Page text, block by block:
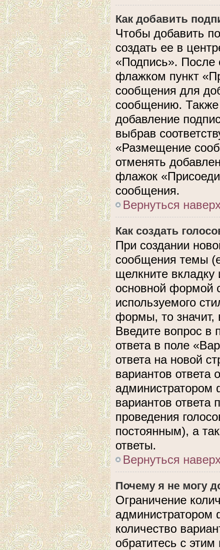
Как добавить
Чтобы добавить
создать ее в
«Подпись». После
флажком пункт
сообщения для
сообщению. Также
добавление
выбрав
«Размещение
отменять
флажок
сообщения.
Вернуться
Как создать
При создании
сообщения темы
щелкните
основной формой
используемого
формы, то значит,
Введите вопрос в
ответа в поле
ответа на новой
вариантов ответа
администратором
вариантов ответа
проведения
постоянным), а
ответы.
Вернуться
Почему я не могу
Ограничение
количество
обратитесь с